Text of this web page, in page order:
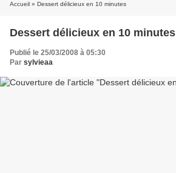
Accueil » Dessert délicieux en 10 minutes
Dessert délicieux en 10 minutes
Publié le 25/03/2008 à 05:30
Par sylvieaa